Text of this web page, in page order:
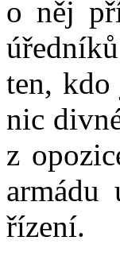
o něj
ten,
nic
z
armádu
řízení.